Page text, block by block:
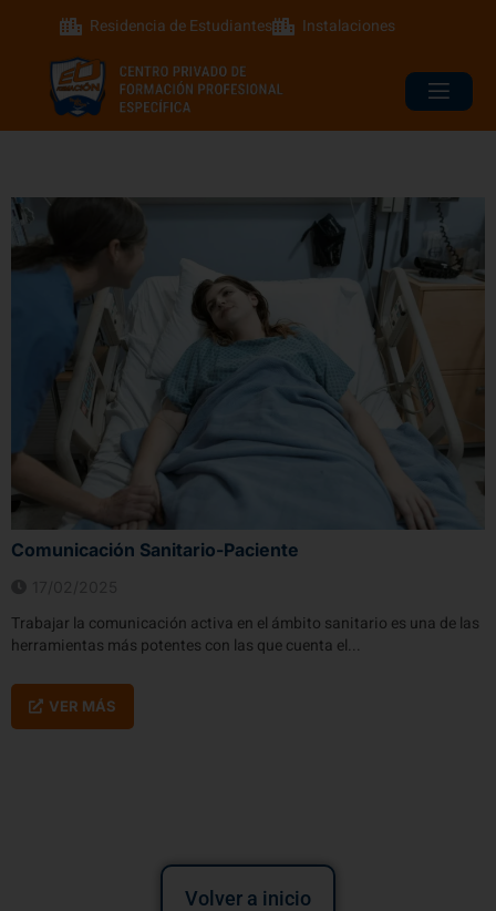
Residencia de Estudiantes Instalaciones
Comunicación Sanitario-Paciente
Trabajar la comunicación activa en el ámbito sanitario es una de las
herramientas más potentes con las que cuenta el...
VER MÁS
Volver a inicio